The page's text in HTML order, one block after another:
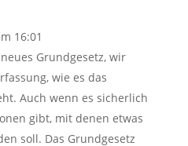
16:01
Grundgesetz, wir
wie es das
Auch wenn es sicherlich
gibt, mit denen etwas
soll. Das Grundgesetz